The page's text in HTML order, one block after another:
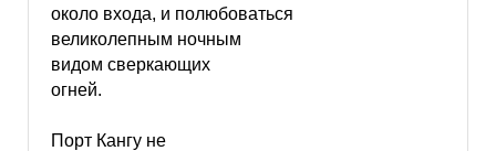
около входа, и полюбоваться
великолепным ночным
видом сверкающих
огней.
Порт Кангу не